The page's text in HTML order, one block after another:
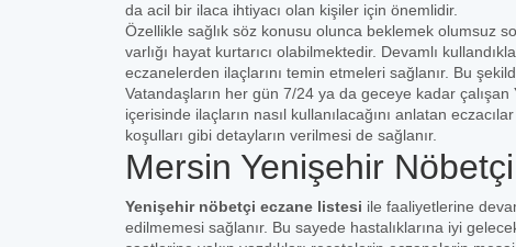
da acil bir ilaca ihtiyacı olan kişiler için önemlidir.
Özellikle sağlık söz konusu olunca beklemek olumsuz
varlığı hayat kurtarıcı olabilmektedir. Devamlı
eczanelerden ilaçlarını temin etmeleri sağlanır. Bu
Vatandaşların her gün 7/24 ya da geceye kadar çalışan
içerisinde ilaçların nasıl kullanılacağını anlatan
koşulları gibi detayların verilmesi de sağlanır.
Mersin Yenişehir
Yenişehir nöbetçi eczane listesi ile faaliyetlerine
edilmemesi sağlanır. Bu sayede hastalıklarına iyi